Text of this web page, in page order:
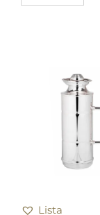
Lista